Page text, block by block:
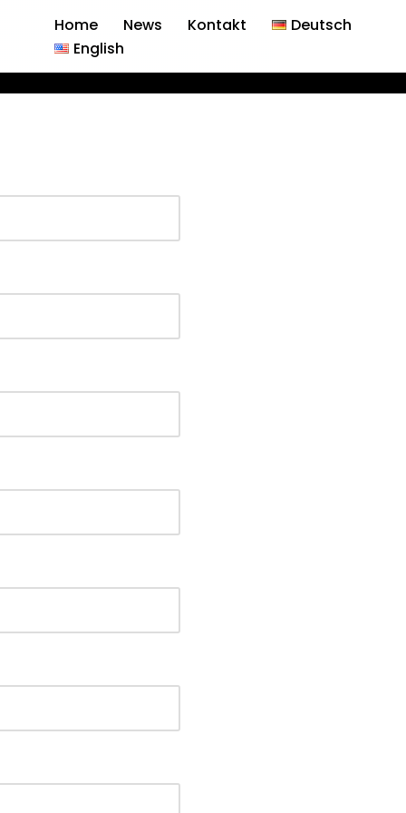
Home News Kontakt
Deutsch
English